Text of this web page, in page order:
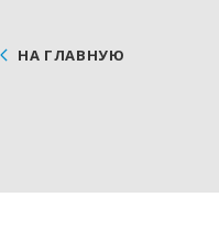
НА ГЛАВНУЮ